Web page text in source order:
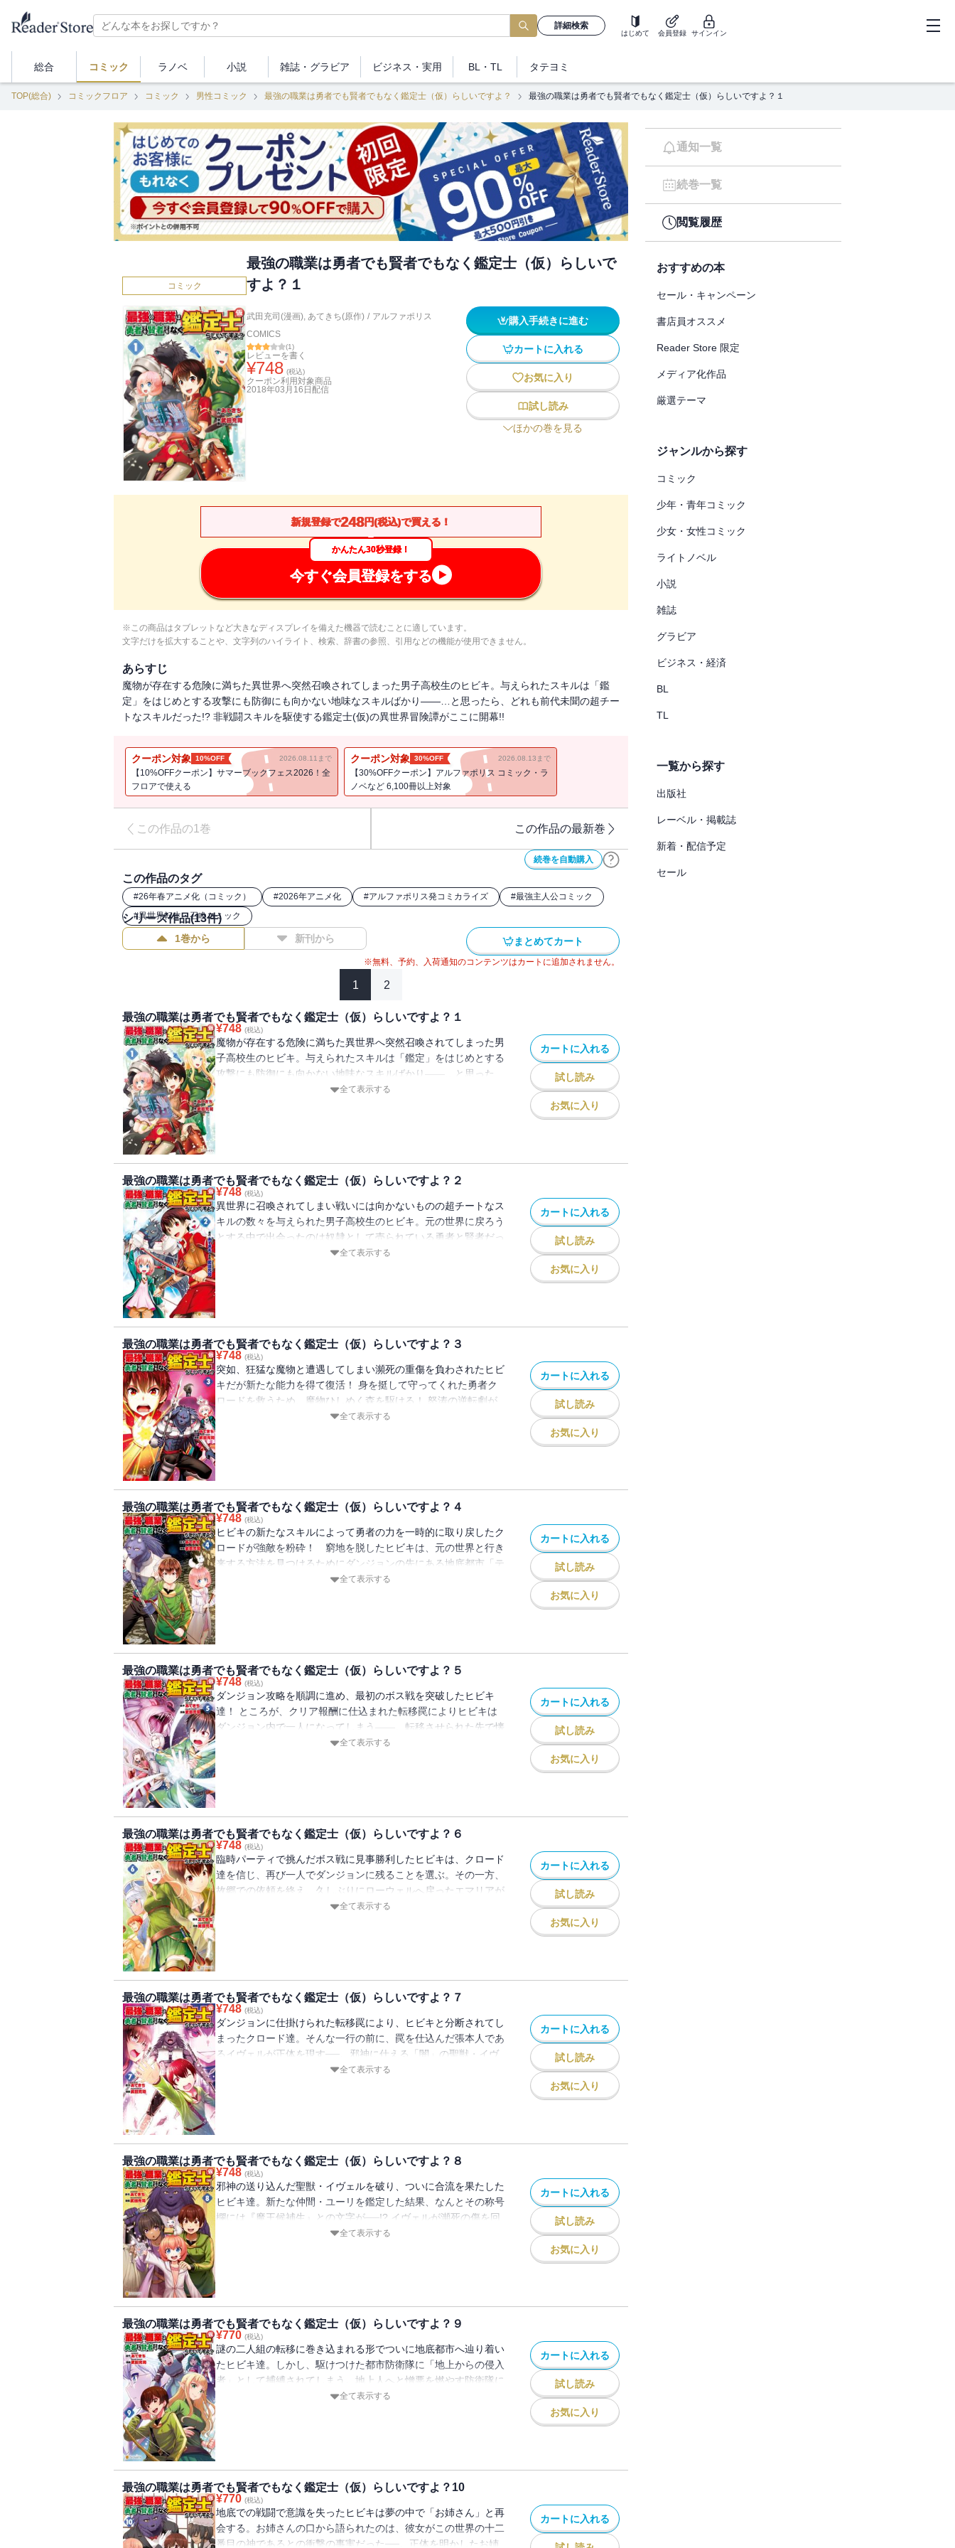
詳細検索
はじめて 会員登録 サインイン
総合 コミック ラノベ 小説 雑誌・ グラビア ビジネス ・実用 BL・TL タテヨミ
TOP(総合) コミックフロア コミック 男性コミック 最強の職業は勇者でも賢者でもなく鑑定士（仮）らしいですよ？ 最強の職業は勇者でも賢者でもなく鑑定士（仮）らしいですよ？１
コミック
最強の職業は勇者でも賢者でもなく鑑定士（仮）らしいで
すよ？１
武田充司(漫画), あてきち(原作) / アルファポリス
COMICS
(1)
レビューを書く
¥748 (税込)
クーポン利用対象商品
2018年03月16日 配信
購入手続きに進む
カートに入れる
お気に入り
試し読み
ほかの巻を見る
新規登録で248円(税込)で買える！
かんたん30秒登録！
今すぐ会員登録をする
※この商品はタブレットなど大きなディスプレイを備えた機器で読むことに適しています。
文字だけを拡大することや、文字列のハイライト、検索、辞書の参照、引用などの機能が使用できません。
あらすじ
魔物が存在する危険に満ちた異世界へ突然召喚されてしまった男子高校生のヒビキ。与えられたスキルは「鑑
定」をはじめとする攻撃にも防御にも向かない地味なスキルばかり――…と思ったら、どれも前代未聞の超チー
トなスキルだった!? 非戦闘スキルを駆使する鑑定士(仮)の異世界冒険譚がここに開幕!!
クーポン対象 10%OFF 2026.08.11まで
【10%OFFクーポン】サマーブックフェス2026！全
フロアで使える
クーポン対象 30%OFF 2026.08.13まで
【30%OFFクーポン】アルファポリス コミック・ラ
ノベなど 6,100冊以上対象
この作品の1巻 この作品の最新巻
続巻を自動購入
この作品のタグ
#26年春アニメ化（コミック） #2026年アニメ化 #アルファポリス発コミカライズ #最強主人公コミック
#異世界転生・召喚コミック
シリーズ作品(13件)
1巻から 新刊から まとめてカート
※無料、予約、入荷通知のコンテンツはカートに追加されません。
1 2
最強の職業は勇者でも賢者でもなく鑑定士（仮）らしいですよ？１
¥748 (税込)
魔物が存在する危険に満ちた異世界へ突然召喚されてしまった男
子高校生のヒビキ。与えられたスキルは「鑑定」をはじめとする
攻撃にも防御にも向かない地味なスキルばかり――…と思った
ら、どれも前代未聞の超チートなスキルだった!? 非戦闘スキル
全て表示する
カートに入れる
試し読み
お気に入り
最強の職業は勇者でも賢者でもなく鑑定士（仮）らしいですよ？２
¥748 (税込)
異世界に召喚されてしまい戦いには向かないものの超チートなス
キルの数々を与えられた男子高校生のヒビキ。元の世界に戻ろう
とする中で出会ったのは奴隷として売られている勇者と賢者だっ
た。ヒビキはチートスキルを駆使してふたりを救おうとするのだ
全て表示する
カートに入れる
試し読み
お気に入り
最強の職業は勇者でも賢者でもなく鑑定士（仮）らしいですよ？３
¥748 (税込)
突如、狂猛な魔物と遭遇してしまい瀕死の重傷を負わされたヒビ
キだが新たな能力を得て復活！ 身を挺して守ってくれた勇者ク
ロードを救うため、魔物ひしめく森を駆ける！ 怒涛の逆転劇が
全て表示する
カートに入れる
試し読み
お気に入り
最強の職業は勇者でも賢者でもなく鑑定士（仮）らしいですよ？４
¥748 (税込)
ヒビキの新たなスキルによって勇者の力を一時的に取り戻したク
ロードが強敵を粉砕！ 窮地を脱したヒビキは、元の世界と行き
来する方法を見つけるためにダンジョンの先にある地底都市「テ
全て表示する
カートに入れる
試し読み
お気に入り
最強の職業は勇者でも賢者でもなく鑑定士（仮）らしいですよ？５
¥748 (税込)
ダンジョン攻略を順調に進め、最初のボス戦を突破したヒビキ
達！ ところが、クリア報酬に仕込まれた転移罠によりヒビキは
ダンジョン内で一人になってしまう――。転移させられた先で懐
かしの冒険者達と邂逅したヒビキは、クロード達と合流すべく臨
全て表示する
カートに入れる
試し読み
お気に入り
最強の職業は勇者でも賢者でもなく鑑定士（仮）らしいですよ？６
¥748 (税込)
臨時パーティで挑んだボス戦に見事勝利したヒビキは、クロード
達を信じ、再び一人でダンジョンに残ることを選ぶ。その一方、
故郷での依頼を終え、久しぶりにローウェルへ戻ったエマリアが
出会ったのはヒビキをよく知る人物で――!? 異世界大逆転ファ
全て表示する
カートに入れる
試し読み
お気に入り
最強の職業は勇者でも賢者でもなく鑑定士（仮）らしいですよ？７
¥748 (税込)
ダンジョンに仕掛けられた転移罠により、ヒビキと分断されてし
まったクロード達。そんな一行の前に、罠を仕込んだ張本人であ
るイヴェルが正体を現す──。邪神に仕える「闇」の聖獣・イヴ
ェルに対してなす術のないクロード達だが、ついにヒビキと交信
全て表示する
カートに入れる
試し読み
お気に入り
最強の職業は勇者でも賢者でもなく鑑定士（仮）らしいですよ？８
¥748 (税込)
邪神の送り込んだ聖獣・イヴェルを破り、ついに合流を果たした
ヒビキ達。新たな仲間・ユーリを鑑定した結果、なんとその称号
欄には『魔王候補生』との文字が──!? イヴェルが瀕死の傷を回
復している隙を突き、一行は神々でさえ不可侵の聖域・テラダイ
全て表示する
カートに入れる
試し読み
お気に入り
最強の職業は勇者でも賢者でもなく鑑定士（仮）らしいですよ？９
¥770 (税込)
謎の二人組の転移に巻き込まれる形でついに地底都市へ辿り着い
たヒビキ達。しかし、駆けつけた都市防衛隊に「地上からの侵入
者」として捕縛されてしまう。地上人へと憎悪を燃やす防衛隊に
ほとんどのスキルを封印され絶体絶命──と思われたが、最強ク
全て表示する
カートに入れる
試し読み
お気に入り
最強の職業は勇者でも賢者でもなく鑑定士（仮）らしいですよ？10
¥770 (税込)
地底での戦闘で意識を失ったヒビキは夢の中で「お姉さん」と再
会する。お姉さんの口から語られたのは、彼女がこの世界の十二
番目の神であるとの衝撃の事実だった──。正体を明かしたお姉
カートに入れる
通知一覧
続巻一覧
閲覧履歴
おすすめの本
セール・キャンペーン
書店員オススメ
Reader Store 限定
メディア化作品
厳選テーマ
ジャンルから探す
コミック
少年・青年コミック
少女・女性コミック
ライトノベル
小説
雑誌
グラビア
ビジネス・経済
BL
TL
一覧から探す
出版社
レーベル・掲載誌
新着・配信予定
セール